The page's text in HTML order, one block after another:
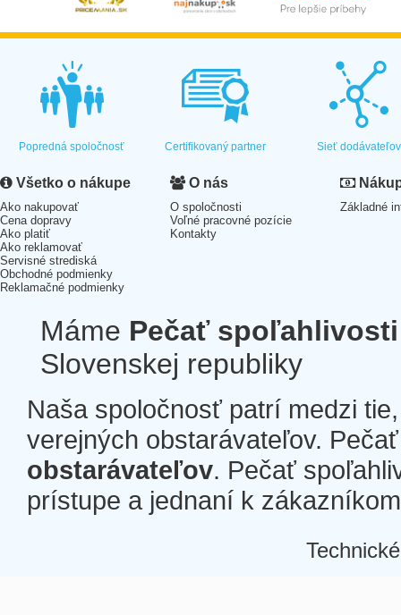
Popredná spoločnosť Certifikovaný partner Sieť dodávateľov
Všetko o nákupe
Ako nakupovať
Cena dopravy
Ako platiť
Ako reklamovať
Servisné strediská
Obchodné podmienky
Reklamačné podmienky
O nás
O spoločnosti
Voľné pracovné pozície
Kontakty
Základné
Máme Pečať spoľahlivosti
Slovenskej republiky
Naša spoločnosť patrí medzi
verejných obstarávateľov.
obstarávateľov. Pečať
prístupe a jednaní k